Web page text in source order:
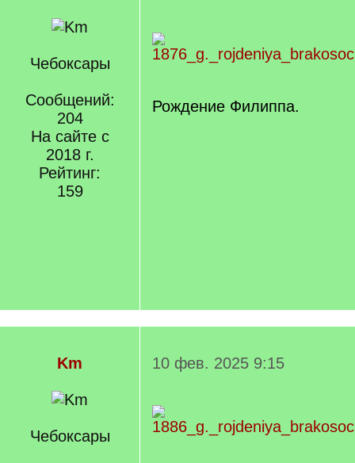
Чебоксары
Сообщений:
204
На сайте с
2018 г.
Рейтинг:
159
Рождение Филиппа.
Km
Чебоксары
10 фев. 2025 9:15